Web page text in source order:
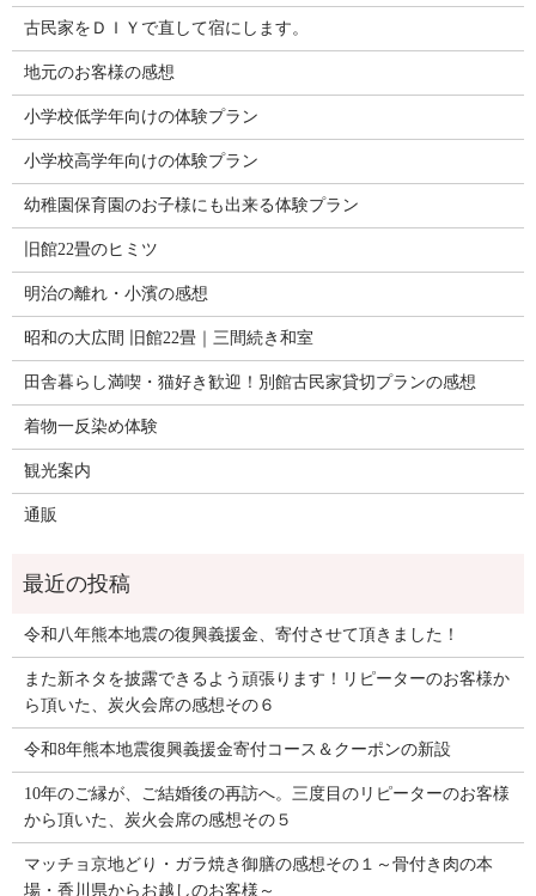
古民家をＤＩＹで直して宿にします。
地元のお客様の感想
小学校低学年向けの体験プラン
小学校高学年向けの体験プラン
幼稚園保育園のお子様にも出来る体験プラン
旧館22畳のヒミツ
明治の離れ・小濱の感想
昭和の大広間 旧館22畳｜三間続き和室
田舎暮らし満喫・猫好き歓迎！別館古民家貸切プランの感想
着物一反染め体験
観光案内
通販
令和八年熊本地震の復興義援金、寄付させて頂きました！
また新ネタを披露できるよう頑張ります！リピーターのお客様か
ら頂いた、炭火会席の感想その６
令和8年熊本地震復興義援金寄付コース＆クーポンの新設
10年のご縁が、ご結婚後の再訪へ。三度目のリピーターのお客様
から頂いた、炭火会席の感想その５
マッチョ京地どり・ガラ焼き御膳の感想その１～骨付き肉の本
場・香川県からお越しのお客様～